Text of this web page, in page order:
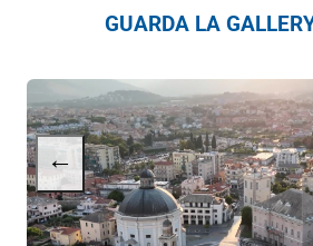
GUARDA LA
←